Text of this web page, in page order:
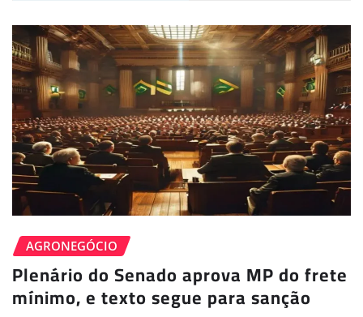
AGRONEGÓCIO
Plenário do Senado aprova MP do frete
mínimo, e texto segue para sanção